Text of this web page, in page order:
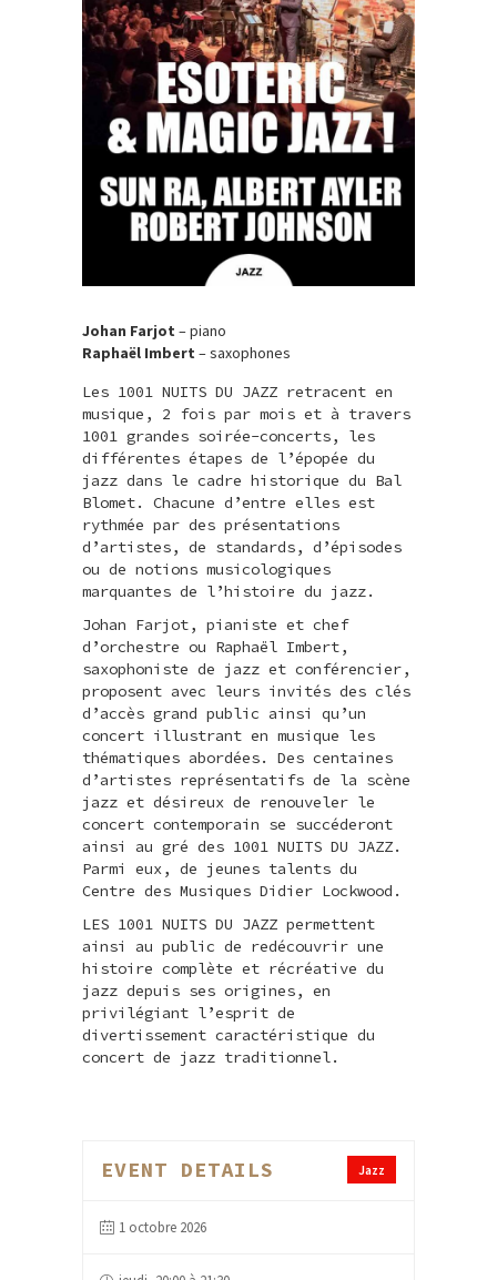
Johan Farjot – piano
Raphaël Imbert – saxophones
Les 1001 NUITS DU JAZZ retracent en
musique, 2 fois par mois et à travers
1001 grandes soirée-concerts, les
différentes étapes de l’épopée du
jazz dans le cadre historique du Bal
Blomet. Chacune d’entre elles est
rythmée par des présentations
d’artistes, de standards, d’épisodes
ou de notions musicologiques
marquantes de l’histoire du jazz.
Johan Farjot, pianiste et chef
d’orchestre ou Raphaël Imbert,
saxophoniste de jazz et conférencier,
proposent avec leurs invités des clés
d’accès grand public ainsi qu’un
concert illustrant en musique les
thématiques abordées. Des centaines
d’artistes représentatifs de la scène
jazz et désireux de renouveler le
concert contemporain se succéderont
ainsi au gré des 1001 NUITS DU JAZZ.
Parmi eux, de jeunes talents du
Centre des Musiques Didier Lockwood.
LES 1001 NUITS DU JAZZ permettent
ainsi au public de redécouvrir une
histoire complète et récréative du
jazz depuis ses origines, en
privilégiant l’esprit de
divertissement caractéristique du
concert de jazz traditionnel.
Jazz
EVENT DETAILS
1 octobre 2026